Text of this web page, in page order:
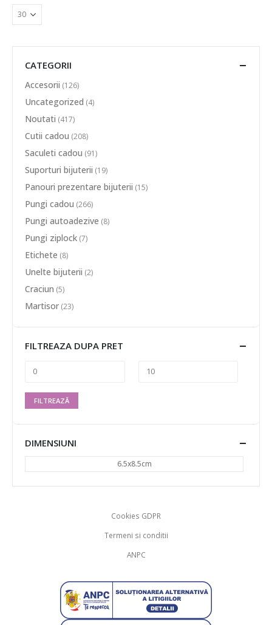
CATEGORII
Accesorii (126)
Uncategorized (4)
Noutati (417)
Cutii cadou (208)
Saculeti cadou (91)
Suporturi bijuterii (19)
Panouri prezentare bijuterii (15)
Pungi cadou (266)
Pungi autoadezive (8)
Pungi ziplock (7)
Etichete (8)
Unelte bijuterii (2)
Craciun (5)
Martisor (23)
FILTREAZA DUPA PRET
FILTREAZĂ
DIMENSIUNI
6.5x8.5cm
Cookies GDPR
Termeni si conditii
ANPC